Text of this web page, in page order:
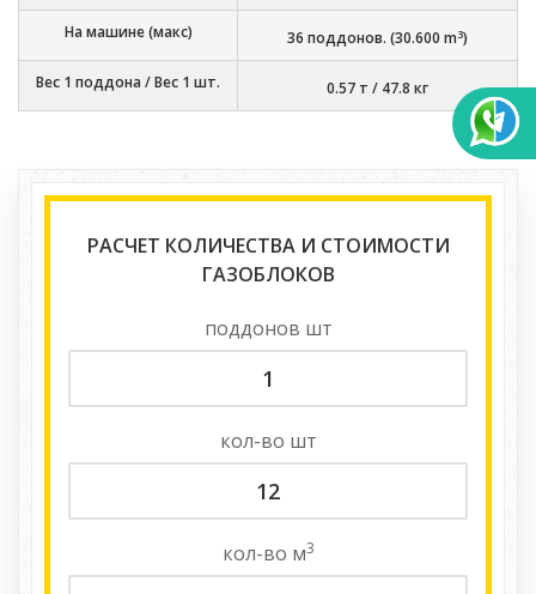
На машине (макс) 36 поддонов. (30.600 m3)
Вес 1 поддона / Вес 1 шт. 0.57 т / 47.8 кг
РАСЧЕТ КОЛИЧЕСТВА И СТОИМОСТИ
ГАЗОБЛОКОВ
поддонов шт
кол-во шт
кол-во м3